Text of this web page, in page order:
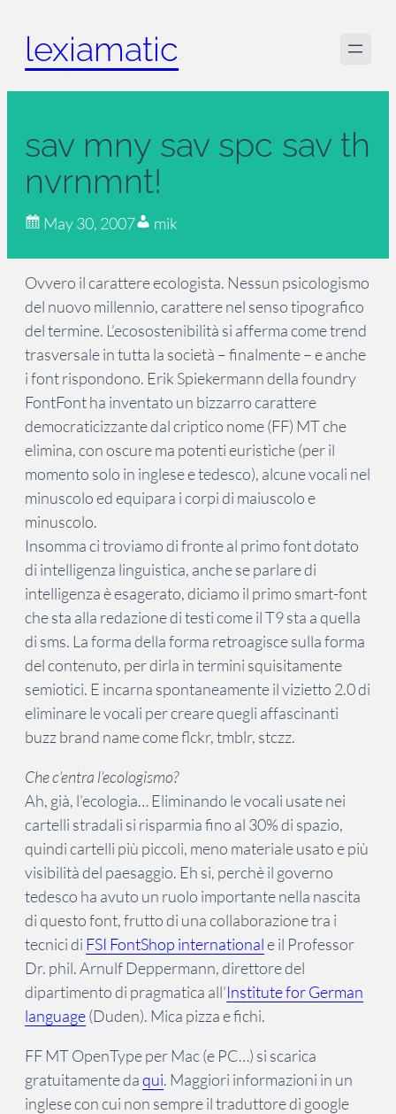
content
lexiamatic
sav mny sav spc sav th
nvrnmnt!
May 30, 2007 mik
Ovvero il carattere ecologista. Nessun psicologismo
del nuovo millennio, carattere nel senso tipografico
del termine. L’ecosostenibilità si afferma come trend
trasversale in tutta la società – finalmente – e anche
i font rispondono. Erik Spiekermann della foundry
FontFont ha inventato un bizzarro carattere
democraticizzante dal criptico nome (FF) MT che
elimina, con oscure ma potenti euristiche (per il
momento solo in inglese e tedesco), alcune vocali nel
minuscolo ed equipara i corpi di maiuscolo e
minuscolo.
Insomma ci troviamo di fronte al primo font dotato
di intelligenza linguistica, anche se parlare di
intelligenza è esagerato, diciamo il primo smart-font
che sta alla redazione di testi come il T9 sta a quella
di sms. La forma della forma retroagisce sulla forma
del contenuto, per dirla in termini squisitamente
semiotici. E incarna spontaneamente il vizietto 2.0 di
eliminare le vocali per creare quegli affascinanti
buzz brand name come flckr, tmblr, stczz.
Che c’entra l’ecologismo?
Ah, già, l’ecologia… Eliminando le vocali usate nei
cartelli stradali si risparmia fino al 30% di spazio,
quindi cartelli più piccoli, meno materiale usato e più
visibilità del paesaggio. Eh si, perchè il governo
tedesco ha avuto un ruolo importante nella nascita
di questo font, frutto di una collaborazione tra i
tecnici di FSI FontShop internationale il Professor
Dr. phil. Arnulf Deppermann, direttore del
dipartimento di pragmatica all’Institute for German
language(Duden). Mica pizza e fichi.
FF MT OpenType per Mac (e PC…) si scarica
gratuitamente daqui. Maggiori informazioni in un
inglese con cui non sempre il traduttore di google